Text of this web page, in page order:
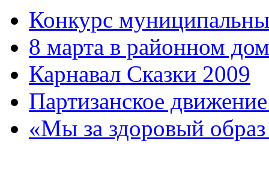
Конкурс
8 марта в районном
Карнавал Сказки 2009
Партизанское
«Мы за здоровый